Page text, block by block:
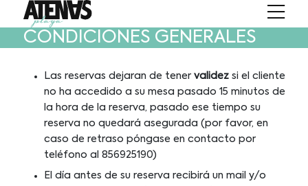
CONDICIONES GENERALES
Las reservas dejaran de tener validez si el cliente
no ha accedido a su mesa pasado 15 minutos de
la hora de la reserva, pasado ese tiempo su
reserva no quedará asegurada (por favor, en
caso de retraso póngase en contacto por
teléfono al 856925190)
El día antes de su reserva recibirá un mail y/o